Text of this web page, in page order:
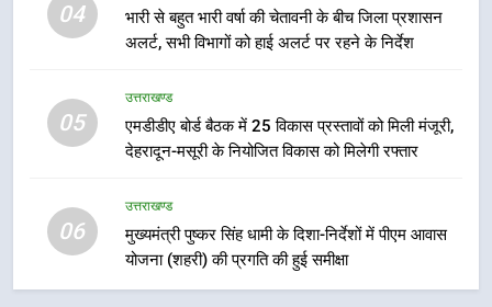
04
भारी से बहुत भारी वर्षा की चेतावनी के बीच जिला प्रशासन
अलर्ट, सभी विभागों को हाई अलर्ट पर रहने के निर्देश
05
उत्तराखण्ड
एमडीडीए बोर्ड बैठक में 25 विकास प्रस्तावों को मिली मंजूरी,
देहरादून-मसूरी के नियोजित विकास को मिलेगी रफ्तार
06
उत्तराखण्ड
मुख्यमंत्री पुष्कर सिंह धामी के दिशा-निर्देशों में पीएम आवास
योजना (शहरी) की प्रगति की हुई समीक्षा
देहरादून में स्कूल बंद
उत्तराखण्ड
1
मुख्यमंत्री धामी बोले- युवाओं को रोजगार
देना सरकार की सर्वोच्च प्राथमिकता, आने
वाले महीनों में हजारों पदों पर की जाएगी
उत्तराखण्ड